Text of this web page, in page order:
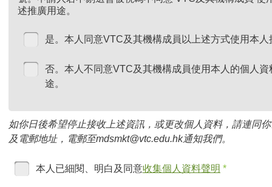
述推廣用途。
是。本人同意VTC及其機構成員以上述方式使用本
否。本人不同意VTC及其機構成員使用本人的個人
途。
如你日後希望停止接收上述資訊，或更改個人資料，請連同
及電郵地址，電郵至mdsmkt@vtc.edu.hk通知我們。
本人已細閱、明白及同意收集個人資料聲明 *